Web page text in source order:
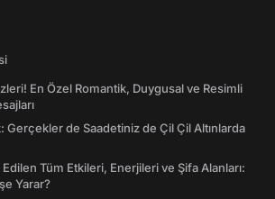
En Özel Romantik, Duygusal ve Resimli
Gerçekler de Saadetiniz de Çil Çil Altınlarda
Edilen Tüm Etkileri, Enerjileri ve Şifa Alanları:
Yarar?